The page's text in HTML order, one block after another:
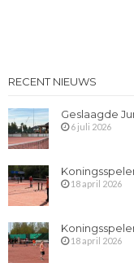
RECENT NIEUWS
Geslaagde
6 juli 2026
18 april 2026
18 april 2026